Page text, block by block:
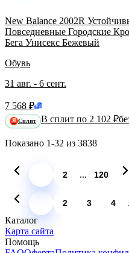
New Balance 2002R
Повседневные Городские
Бега Унисекс Бежевый
Обувь
31 авг. - 6 сент.
7 568 ₽
Я Сплит В сплит по 2 102 ₽
Показано 1-32 из 3838
2 ... 120
2 3 4
Каталог
Карта сайта
Помощь